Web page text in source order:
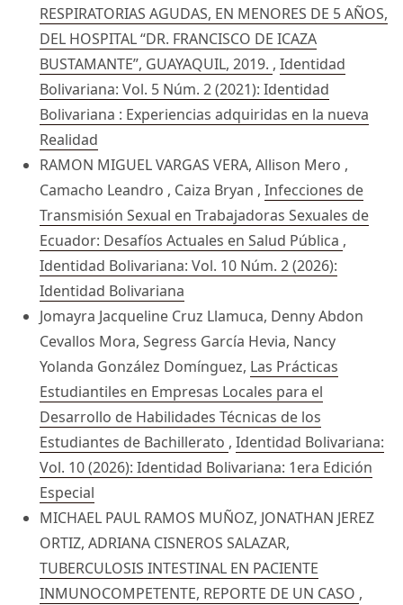
RESPIRATORIAS AGUDAS, EN MENORES DE 5 AÑOS,
DEL HOSPITAL “DR. FRANCISCO DE ICAZA
BUSTAMANTE”, GUAYAQUIL, 2019. , Identidad
Bolivariana: Vol. 5 Núm. 2 (2021): Identidad
Bolivariana : Experiencias adquiridas en la nueva
Realidad
RAMON MIGUEL VARGAS VERA, Allison Mero ,
Camacho Leandro , Caiza Bryan , Infecciones de
Transmisión Sexual en Trabajadoras Sexuales de
Ecuador: Desafíos Actuales en Salud Pública ,
Identidad Bolivariana: Vol. 10 Núm. 2 (2026):
Identidad Bolivariana
Jomayra Jacqueline Cruz Llamuca, Denny Abdon
Cevallos Mora, Segress García Hevia, Nancy
Yolanda González Domínguez, Las Prácticas
Estudiantiles en Empresas Locales para el
Desarrollo de Habilidades Técnicas de los
Estudiantes de Bachillerato , Identidad Bolivariana:
Vol. 10 (2026): Identidad Bolivariana: 1era Edición
Especial
MICHAEL PAUL RAMOS MUÑOZ, JONATHAN JEREZ
ORTIZ, ADRIANA CISNEROS SALAZAR,
TUBERCULOSIS INTESTINAL EN PACIENTE
INMUNOCOMPETENTE, REPORTE DE UN CASO ,